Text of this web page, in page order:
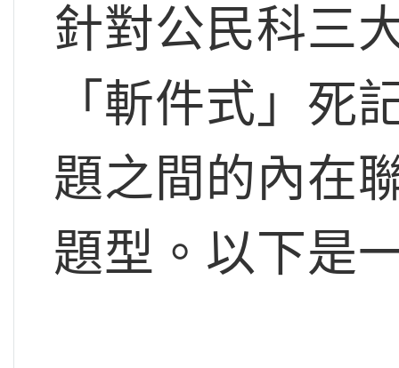
針對公民科三
「斬件式」死
題之間的內在
題型。以下是